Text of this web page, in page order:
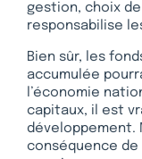
gestion, choix de
responsabilise
Bien sûr, les
accumulée
l’économie
capitaux, il est
développement.
conséquence de